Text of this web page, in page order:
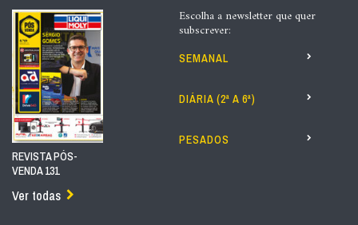
REVISTA PÓS-
VENDA 131
Ver todas
Escolha a newsletter que quer
subscrever:
SEMANAL
DIÁRIA (2ª A 6ª)
PESADOS